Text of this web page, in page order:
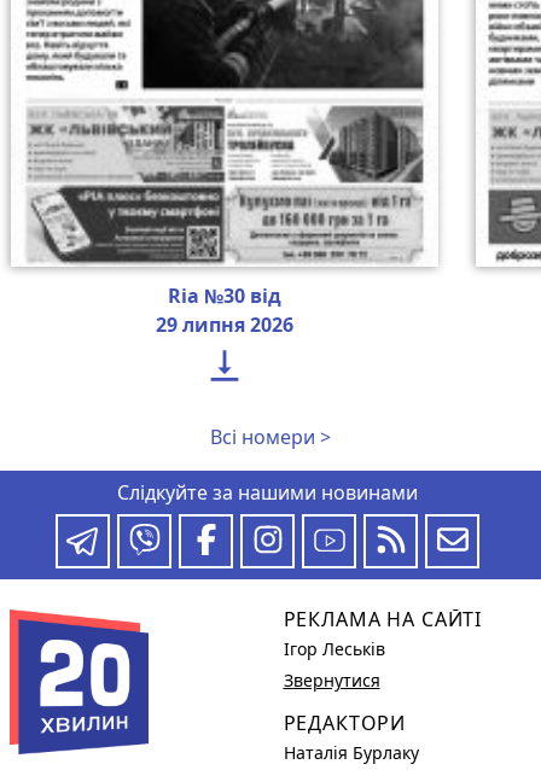
Ria №30 від
29 липня 2026

Всі номери >
Слідкуйте за нашими новинами
РЕКЛАМА НА САЙТІ
Ігор Леськів
Звернутися
РЕДАКТОРИ
Наталія Бурлаку